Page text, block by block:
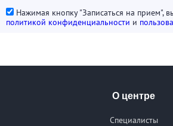
Нажимая кнопку "Записаться на прием",
политикой конфиденциальности и
О центре
Специалисты